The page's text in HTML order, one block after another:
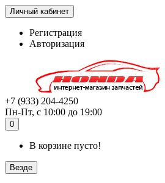
Личный кабинет
Регистрация
Авторизация
+7 (933) 204-4250
Пн-Пт, с 10:00 до 19:00
0
В корзине пусто!
Везде